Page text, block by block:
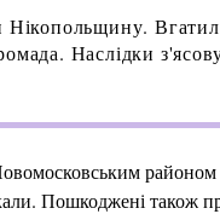
Нікопольщину.
Наслідки
районом
Пошкоджені також